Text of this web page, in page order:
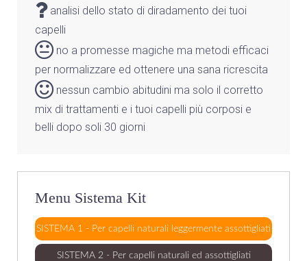
analisi dello stato di diradamento dei tuoi
capelli
no a promesse magiche ma metodi efficaci
per normalizzare ed ottenere una sana ricrescita
nessun cambio abitudini ma solo il corretto
mix di trattamenti e i tuoi capelli più corposi e
belli dopo soli 30 giorni
Menu Sistema Kit
SISTEMA 1 - Per capelli naturali leggermente assottigliati
SISTEMA 2 - Per capelli naturali ed assottigliati